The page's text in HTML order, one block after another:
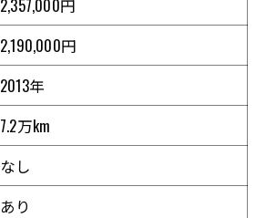
2,357,000円
2,190,000円
2013年
7.2万km
なし
あり